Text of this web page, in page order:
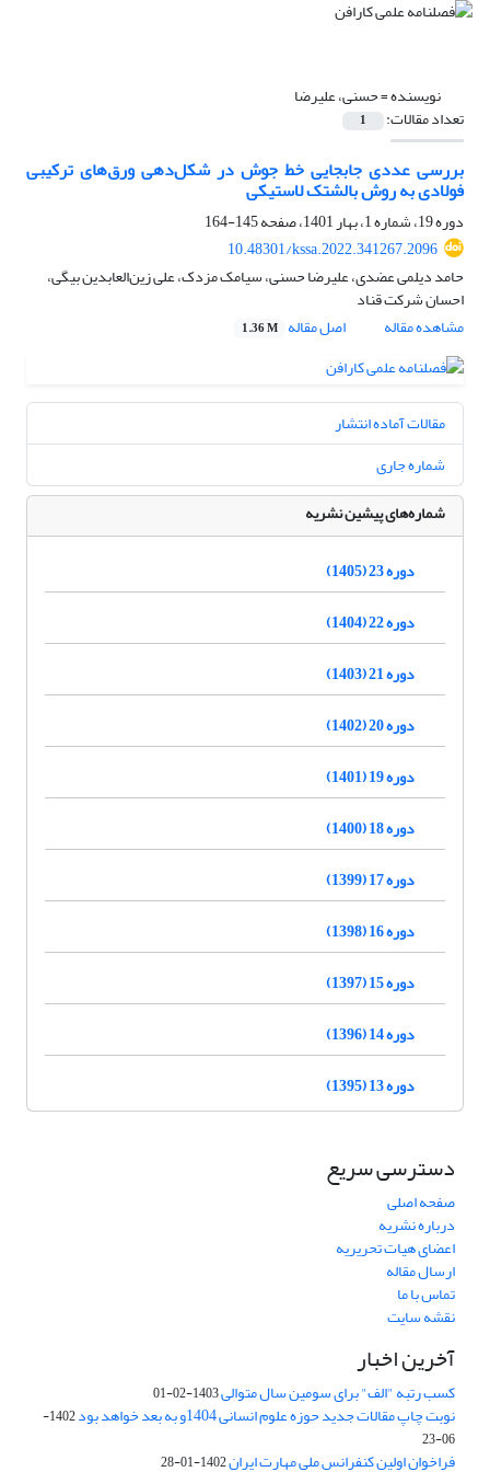
نویسنده =حسنی، علیرضا
تعداد مقالات: 1
بررسی عددی جابجایی خط جوش در شکل‌دهی ورق‌های ترکیبی
فولادی به روش بالشتک لاستیکی
دوره 19، شماره 1، بهار 1401، صفحه
145-164
10.48301/kssa.2022.341267.2096
حامد دیلمی عضدی، علیرضا حسنی، سیامک مزدک، علی زین‌العابدین بیگی،
احسان شرکت قناد
مشاهده مقاله
اصل مقاله 1.36 M
مقالات آماده انتشار
شماره جاری
شماره‌های پیشین نشریه
دوره 23 (1405)
دوره 22 (1404)
دوره 21 (1403)
دوره 20 (1402)
دوره 19 (1401)
دوره 18 (1400)
دوره 17 (1399)
دوره 16 (1398)
دوره 15 (1397)
دوره 14 (1396)
دوره 13 (1395)
دسترسی سریع
صفحه اصلی
درباره نشریه
اعضای هیات تحریریه
ارسال مقاله
تماس با ما
نقشه سایت
آخرین اخبار
کسب رتبه "الف" برای سومین سال متوالی1403-02-01
نوبت چاپ مقالات جدید حوزه علوم انسانی 1404و به بعد خواهد بود
1402-
06-23
فراخوان اولین کنفرانس ملی مهارت ایران1402-01-28